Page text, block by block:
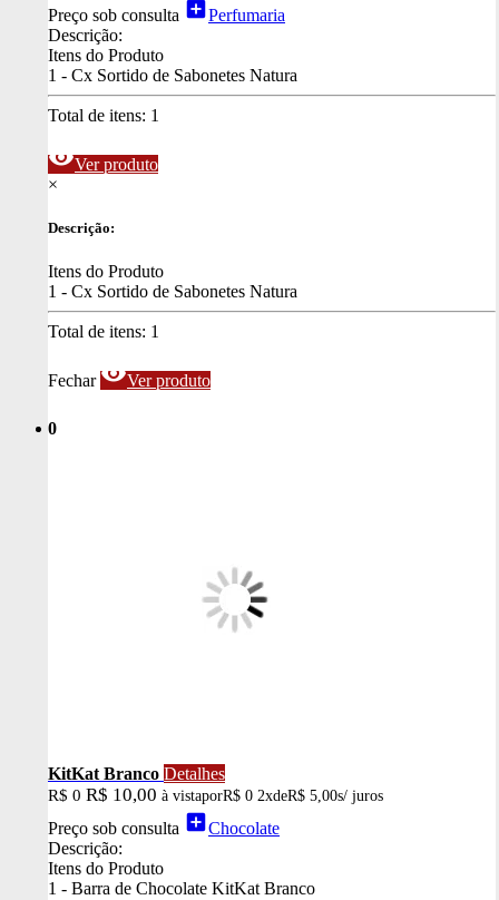
Preço sob consulta add_boxPerfumaria
Descrição:
Itens do Produto
1 - Cx Sortido de Sabonetes Natura
Total de itens: 1
visibilityVer produto
×
Descrição:
Itens do Produto
1 - Cx Sortido de Sabonetes Natura
Total de itens: 1
Fechar visibilityVer produto
0
KitKat Branco Detalhes
R$ 0 R$ 10,00 à vistaporR$ 0 2xdeR$ 5,00s/ juros
Preço sob consulta add_boxChocolate
Descrição:
Itens do Produto
1 - Barra de Chocolate KitKat Branco